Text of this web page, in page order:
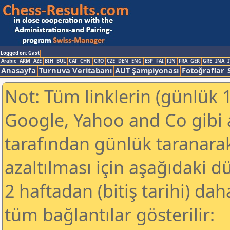
Logged on: Gast
Arabic ARM AZE BIH BUL CAT CHN CRO CZE DEN ENG ESP FAI FIN FRA GER GRE INA
Anasayfa Turnuva Veritabanı AUT Şampiyonası Fotoğraflar
Not: Tüm linklerin (günlük
Google, Yahoo and Co
tarafından günlük
azaltılması için aşağıdaki
2 haftadan (bitiş tarihi)
tüm bağlantılar gösterilir: